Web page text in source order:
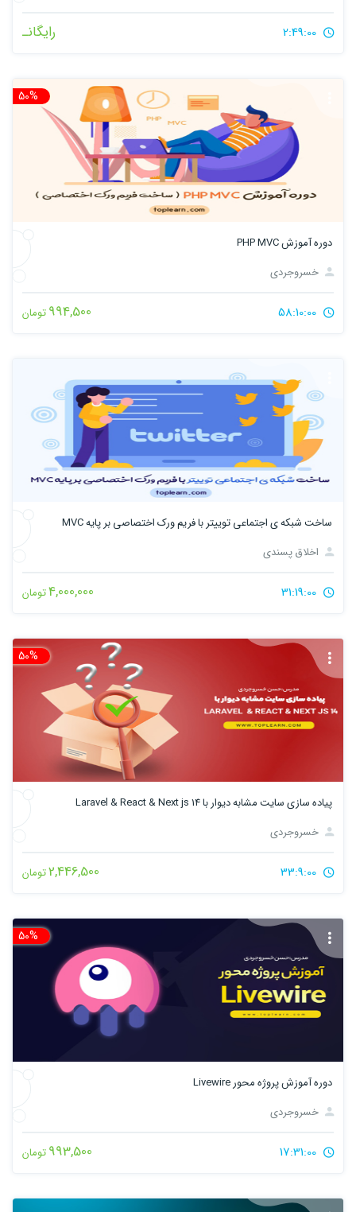
رایگانـ
50%
دوره آموزش PHP MVC
خسروجردی
994,500تومان
ساخت شبکه ی اجتماعی توییتر با فریم ورک اختصاصی بر پایه MVC
اخلاق پسندی
4,000,000تومان
50%
پیاده سازی سایت مشابه دیوار با Laravel & React & Next js 14
خسروجردی
2,446,500تومان
50%
دوره آموزش پروژه محور Livewire
خسروجردی
993,500تومان